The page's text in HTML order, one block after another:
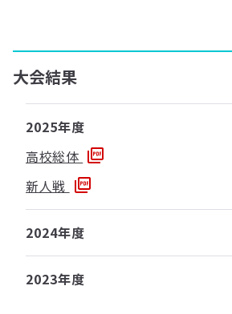
大会結果
2025年度
高校総体
新人戦
2024年度
2023年度